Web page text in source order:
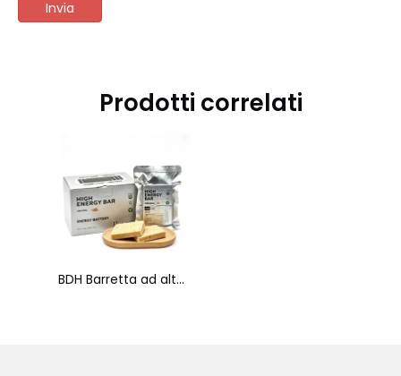
Invia
Prodotti correlati
BDH Barretta ad alto contenuto energetico dal nuovo sapore originale Biscotti a lunga conservazione Biscotti ad alto contenuto calorico